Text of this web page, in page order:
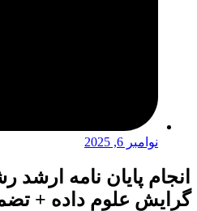
نوامبر 6, 2025
انجام پایان نامه
گرایش علوم داده +